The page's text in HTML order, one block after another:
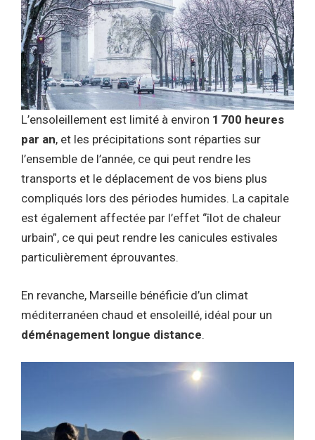
L’ensoleillement est limité à environ 1 700 heures
par an, et les précipitations sont réparties sur
l’ensemble de l’année, ce qui peut rendre les
transports et le déplacement de vos biens plus
compliqués lors des périodes humides. La capitale
est également affectée par l’effet “îlot de chaleur
urbain”, ce qui peut rendre les canicules estivales
particulièrement éprouvantes.
En revanche, Marseille bénéficie d’un climat
méditerranéen chaud et ensoleillé, idéal pour un
déménagement longue distance.